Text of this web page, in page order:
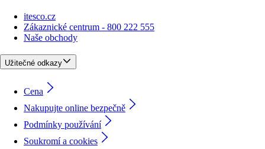
itesco.cz
Zákaznické centrum - 800 222 555
Naše obchody
Užitečné odkazy
Cena
Nakupujte online bezpečně
Podmínky používání
Soukromí a cookies